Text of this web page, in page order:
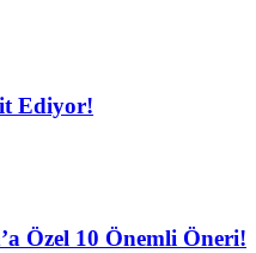
Ediyor!
Özel 10 Önemli Öneri!